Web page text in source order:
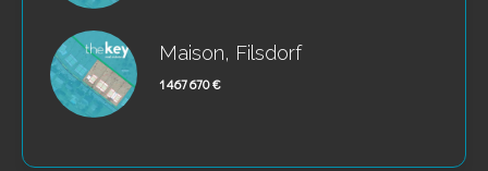
Maison, Filsdorf
1 467 670 €